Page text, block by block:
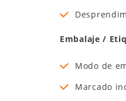
Embalaje /
Modo de
Marcado